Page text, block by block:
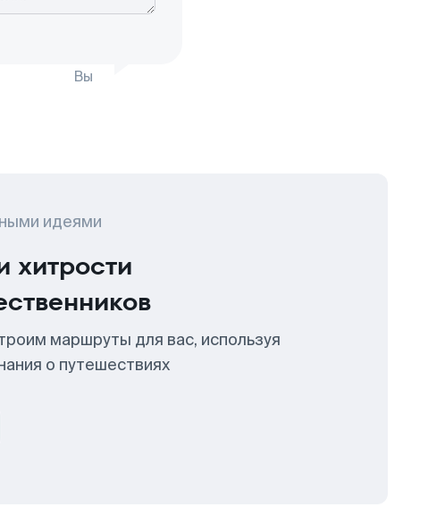
Вы
идеями
хитрости
маршруты для вас, используя
о путешествиях